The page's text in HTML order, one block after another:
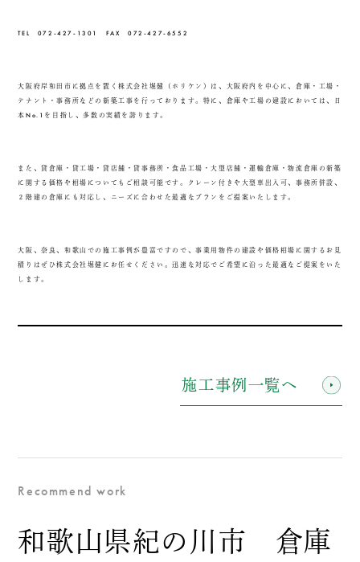
TEL 072-427-1301 FAX 072-427-6552
大阪府岸和田市に拠点を置く株式会社堀健（ホリケン）は、大阪府内を中心に、倉庫・工場・
テナント・事務所などの新築工事を行っております。特に、倉庫や工場の建設においては、日
本No.1を目指し、多数の実績を誇ります。
また、貸倉庫・貸工場・貸店舗・貸事務所・食品工場・大型店舗・運輸倉庫・物流倉庫の新築
に関する価格や相場についてもご相談可能です。クレーン付きや大型車出入可、事務所併設、
２階建の倉庫にも対応し、ニーズに合わせた最適なプランをご提案いたします。
大阪、奈良、和歌山での施工事例が豊富ですので、事業用物件の建設や価格相場に関するお見
積りはぜひ株式会社堀健にお任せください。迅速な対応でご希望に沿った最適なご提案をいた
します。
施工事例一覧へ
Recommend work
和歌山県紀の川市 倉庫